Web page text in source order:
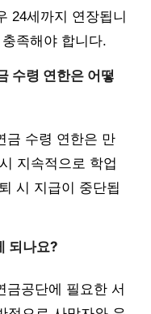
24세까지 연장됩니
족해야 합니다.
수령 연한은 어떻
금 수령 연한은 만
지속적으로 학업
시 지급이 중단됩
되나요?
금공단에 필요한 서